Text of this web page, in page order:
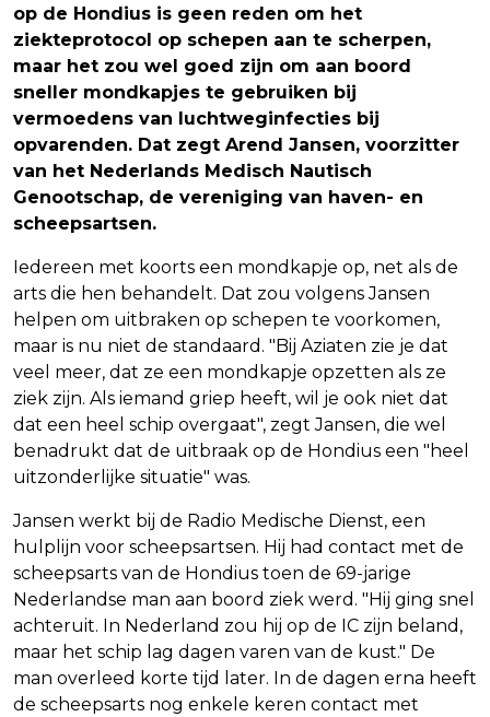
op de Hondius is geen reden om het
ziekteprotocol op schepen aan te scherpen,
maar het zou wel goed zijn om aan boord
sneller mondkapjes te gebruiken bij
vermoedens van luchtweginfecties bij
opvarenden. Dat zegt Arend Jansen, voorzitter
van het Nederlands Medisch Nautisch
Genootschap, de vereniging van haven- en
scheepsartsen.
Iedereen met koorts een mondkapje op, net als de
arts die hen behandelt. Dat zou volgens Jansen
helpen om uitbraken op schepen te voorkomen,
maar is nu niet de standaard. "Bij Aziaten zie je dat
veel meer, dat ze een mondkapje opzetten als ze
ziek zijn. Als iemand griep heeft, wil je ook niet dat
dat een heel schip overgaat", zegt Jansen, die wel
benadrukt dat de uitbraak op de Hondius een "heel
uitzonderlijke situatie" was.
Jansen werkt bij de Radio Medische Dienst, een
hulplijn voor scheepsartsen. Hij had contact met de
scheepsarts van de Hondius toen de 69-jarige
Nederlandse man aan boord ziek werd. "Hij ging snel
achteruit. In Nederland zou hij op de IC zijn beland,
maar het schip lag dagen varen van de kust." De
man overleed korte tijd later. In de dagen erna heeft
de scheepsarts nog enkele keren contact met